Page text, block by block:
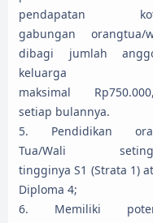
pendapatan
gabungan orangtua/
dibagi jumlah
maksimal
setiap bulannya.
5. Pendidikan
Tua/Wali
tingginya S1 (Strata 1)
Diploma 4;
6. Memiliki